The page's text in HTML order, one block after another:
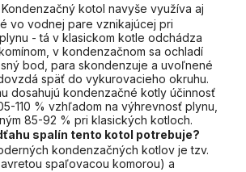
Kondenzačný kotol navyše využíva aj
vo vodnej pare vznikajúcej pri
- tá v klasickom kotle odchádza
v kondenzačnom sa ochladí
bod, para skondenzuje a uvoľnené
späť do vykurovacieho okruhu.
dosahujú kondenzačné kotly účinnosť
110 % vzhľadom na výhrevnosť plynu,
85-92 % pri klasických kotloch.
spalín tento kotol potrebuje?
kondenzačných kotlov je tzv.
spaľovacou komorou) a